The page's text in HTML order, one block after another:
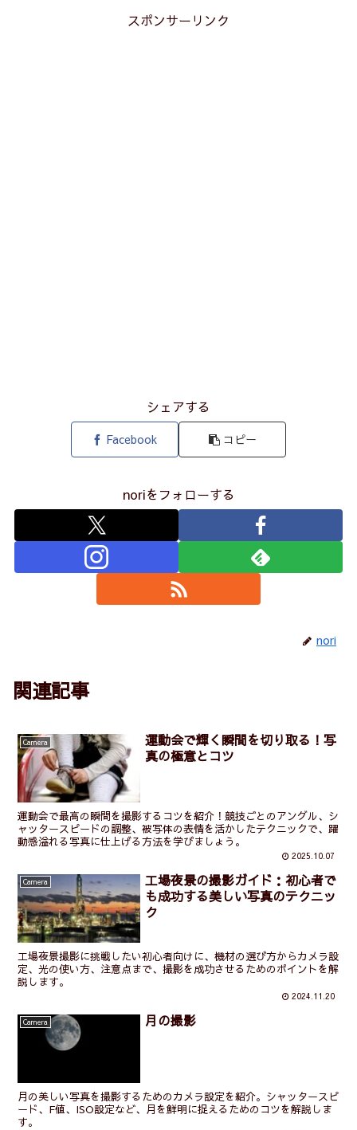
スポンサーリンク
シェアする
Facebook コピー
noriをフォローする
nori
関連記事
Camera
運動会で輝く瞬間を切り取る！写
真の極意とコツ
運動会で最高の瞬間を撮影するコツを紹介！競技ごとのアングル、シ
ャッタースピードの調整、被写体の表情を活かしたテクニックで、躍
動感溢れる写真に仕上げる方法を学びましょう。
2025.10.07
Camera
工場夜景の撮影ガイド：初心者で
も成功する美しい写真のテクニッ
ク
工場夜景撮影に挑戦したい初心者向けに、機材の選び方からカメラ設
定、光の使い方、注意点まで、撮影を成功させるためのポイントを解
説します。
2024.11.20
Camera 月の撮影
月の美しい写真を撮影するためのカメラ設定を紹介。シャッタースピ
ード、F値、ISO設定など、月を鮮明に捉えるためのコツを解説しま
す。